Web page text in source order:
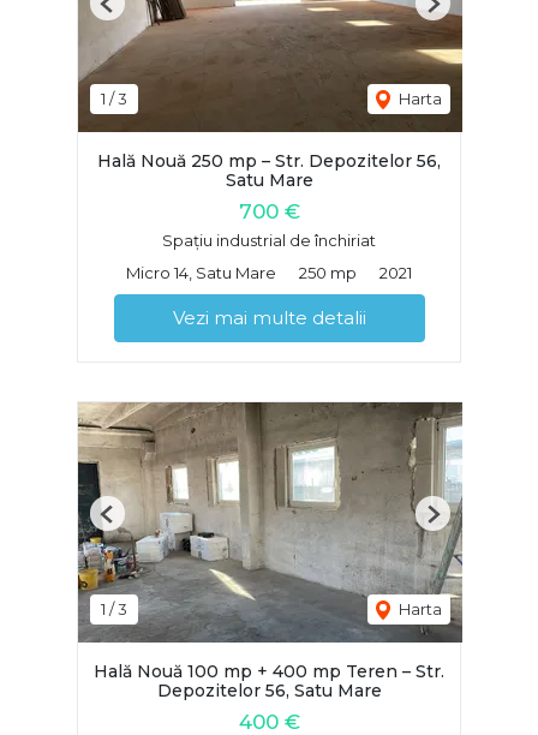
1 /3 Harta
Previous Next
Hală Nouă 250 mp – Str. Depozitelor 56,
Satu Mare
700 €
Spațiu industrial de închiriat
Micro 14, Satu Mare
250 mp 2021
Vezi mai multe detalii
1 /3 Harta
Previous Next
Hală Nouă 100 mp + 400 mp Teren – Str.
Depozitelor 56, Satu Mare
400 €